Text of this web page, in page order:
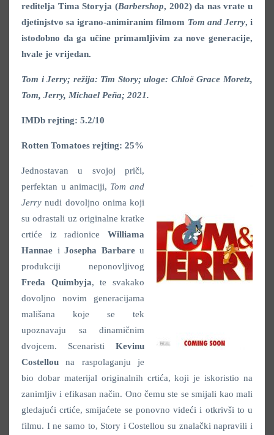
reditelja Tima Storyja (Barbershop, 2002) da nas vrate u
djetinjstvo sa igrano-animiranim filmom Tom and Jerry, i
istodobno da ga učine primamljivim za nove generacije,
hvale je vrijedan.
Tom i Jerry; režija: Tim Story; uloge: Chloë Grace Moretz,
Tom, Jerry, Michael Peña; 2021.
IMDb rejting: 5.2/10
Rotten Tomatoes rejting: 25%
Jednostavan u svojoj priči,
perfektan u animaciji, Tom and
Jerrynudi dovoljno onima koji
su odrastali uz originalne kratke
crtiće iz radionice Williama
Hannae i Josepha Barbareu
produkciji neponovljivog
Freda Quimbyja, te svakako
dovoljno novim generacijama
mališana koje se tek
upoznavaju sa dinamičnim
dvojcem. Scenaristi Kevinu
Costellou na raspolaganju je
bio dobar materijal originalnih crtića, koji je iskoristio na
zanimljiv i efikasan način. Ono čemu ste se smijali kao mali
gledajući crtiće, smijaćete se ponovno videći i otkrivši to u
filmu. I ne samo to, Story i Costellou su znalački napravili i